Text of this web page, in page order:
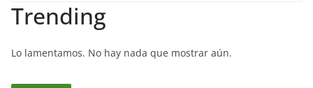
Trending
Lo lamentamos. No hay nada que mostrar aún.